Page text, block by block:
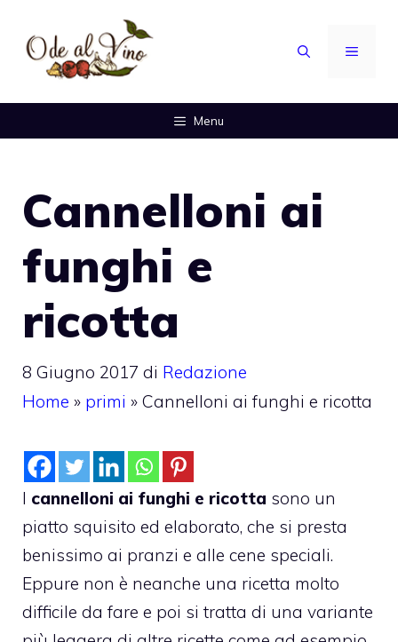
contenuto
MENU
Menu
Cannelloni ai
funghi e
ricotta
8 Giugno 2017 di Redazione
Home » primi » Cannelloni ai funghi e ricotta
I cannelloni ai funghi e ricotta sono un
piatto squisito ed elaborato, che si presta
benissimo ai pranzi e alle cene speciali.
Eppure non è neanche una ricetta molto
difficile da fare e poi si tratta di una variante